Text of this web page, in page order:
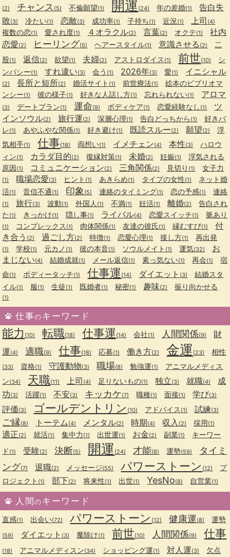
(2) チャンス (5) 不倫願望(1) 開運 (24) 年の差婚(1)
告白失
敗(3) 冷たい(1) 恋敵(3) 成功率(1) 子持ち(1) 近況 (1) 上司 (4)
複数の恋(1) 愛され度(1) ４オラクル(2) 言葉(2) オクテ(1)
社内
恋愛(2) ヒーリング(5) ヘアースタイル(1) 意識させる (2)
二
股(1) 返信(2) 欲望(1) 夫婦(2) アストロダイス (1) 前世(10)
シ
ンパシー(1) すれ違い(3) 会う (1) 2026年(3) 愛(1) イニシャル
(2) 長所と短所(2) 婚活サイト (1) 前世療法(1)
絵本のビブリオマ
ンシー(1) 彼の様子(1) 好きな人話し方(1) 忘れられない(1) アロマ
(3) デートプラン(1) 運命(9) ボディケア(1) 恋愛経験なし (1)
ツ
インソウル(2) 旅行運(2) 深層心理(1) 告白どっちから (1)
好きバ
レ(1) あやふやな関係(1) 好き避け(1) 既読スルー(2) 願望(2)
浮
気相手(1) 仕事(18) 両想い(1) イメチェン(4) 本性(3)
ハロウ
ィン(1) カラダ目的(2) 復縁対策(1) 未婚(2) 妊娠(1)
浮気される
原因(1) コミュニケーション(2) 三角関係(2) 見切り (1) 女子力
(1) 職場恋愛(3) ヒント (1) あきらめ(1) タイプの女性(1)
ネット婚
活(1) 音信不通 (1) 印象 (5) 連絡のタイミング(1) 恋の予感(1) 連絡
(1) 旅行(3) 波動(1) 外国人 (1) 不満(1) 妊活(1) 離婚(2)
告白され
た (1) きっかけ(1) 隠し事(1) ライバル(4) 恋愛スイッチ(1) 脈あり
(1) コンプレックス (1) 肉体関係(1) 友達の彼氏(1) 縁むすび(1)
付
き合う (2) 過ごし方(2) 特徴(1) 恋愛心理(1) 接し方(1) 再出発
(1) 学校(1) 元カノ (1) 彼の本音(1) ソウルメイト (1) 運気(32)
お
まじない(4) 結婚成就(1) メール返信(1) 素っ気ない(1) 再会(1)
宿
命(1) ボディータッチ(1) 仕事運 (14) ダイエット (3)
結婚スタ
イル(1) 服(1) 生徒(1) 既婚者(1) 秘密(1) 趣味(2) 振り向かせる
(1)
仕事のキーワード
能力 (10) 転職(18) 仕事運 (14) 会社(1) 人間関係(9)
財
運(4) 適職(9) 仕事(18) 応募(1) 働き方(2) 金運 (23) 相性
(33) 資格(1) 守護動物(3) 職場(8) 勉強運(1)
アニマルメディス
ン(34) 天職(11) 上司 (4) 足りないもの(1) 独立(3) 就職(4)
成
功(3) 活躍(1) 不安(3) キッカケ(7) 職種(1) 面接(1) 学び(3)
評価(3) ゴールデントリン (10) アドバイス (1) 試練(3)
ご縁(8) トーテム (4) メンタル(2) 時期(4) 収入 (2) 採用(1)
適正(2) 就活(1) 集中力 (1) 出世運(1) お金(2) 副業(1)
キーワー
ド (1) 受験(2) 決断(5) 開運 (24) 才能(8) 運勢(59)
タイミ
ング(7) 退職(2) メッセージ(55) パワーストーン (12)
プ
ロジェクト (1) 部下(2) 将来性(1) 出世(1) YesNo(8) 自営業(1)
人間のキーワード
直感(1) 出会い(72) パワーストーン (12) 健康運(8) 運勢
(59) ダイエット (3) 魔除け(1) 前世(10) 人間関係(9) 仕事
(18) アニマルメディスン(34) ショッピング運(1) 対人運(3) 欠点